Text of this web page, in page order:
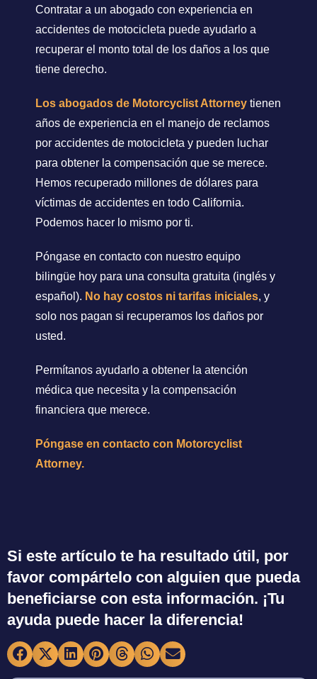
Contratar a un abogado con experiencia en
accidentes de motocicleta puede ayudarlo a
recuperar el monto total de los daños a los que
tiene derecho.
Los abogados de Motorcyclist Attorney tienen
años de experiencia en el manejo de reclamos
por accidentes de motocicleta y pueden luchar
para obtener la compensación que se merece.
Hemos recuperado millones de dólares para
víctimas de accidentes en todo California.
Podemos hacer lo mismo por ti.
Póngase en contacto con nuestro equipo
bilingüe hoy para una consulta gratuita (inglés y
español). No hay costos ni tarifas iniciales, y
solo nos pagan si recuperamos los daños por
usted.
Permítanos ayudarlo a obtener la atención
médica que necesita y la compensación
financiera que merece.
Póngase en contacto con Motorcyclist
Attorney.
Si este artículo te ha resultado útil, por
favor compártelo con alguien que pueda
beneficiarse con esta información. ¡Tu
ayuda puede hacer la diferencia!